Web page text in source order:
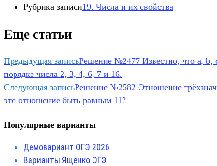
Рубрика записи19. Числа и их свойства
Еще статьи
Предыдущая записьРешение №2477 Известно, что а, b,
порядке числа 2, 3, 4, 6, 7 и 16.
Следующая записьРешение №2582 Отношение
это отношение быть равным 11?
Популярные варианты
Демовариант ОГЭ 2026
Варианты Ященко ОГЭ